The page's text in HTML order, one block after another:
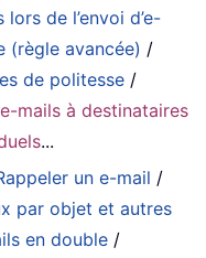
de l’envoi d’e-
(règle avancée) /
de politesse /
mails à destinataires
...
un e-mail /
par objet et autres
en double /